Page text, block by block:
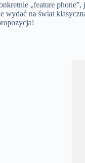
„feature
wydać na świat